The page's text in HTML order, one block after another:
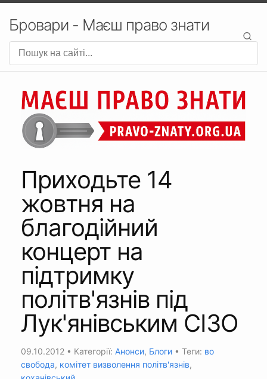
Бровари - Маєш право знати
Приходьте 14
жовтня на
благодійний
концерт на
підтримку
політв'язнів під
Лук'янівським СІЗО
09.10.2012 • Категорії: Анонси, Блоги • Теги: во
свобода, комітет визволення політв'язнів,